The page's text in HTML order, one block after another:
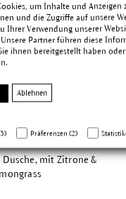
um Inhalte und
und die Zugriffe auf unsere
Ihrer Verwendung unserer
Unsere Partner führen diese
ihnen bereitgestellt haben
Ablehnen
Präferenzen (2)
mit Zitrone &